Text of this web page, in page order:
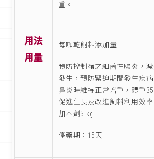
重。
用法
用量
每噸乾飼料
預防控制豬之細菌性腸炎，
發生，預防緊迫期間發生疾
鼻炎時維持正常增重，體重
促進生長及改進飼料利用效
加本劑
停藥期：15天